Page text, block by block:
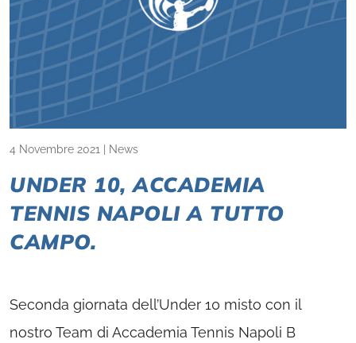
4 Novembre 2021 News
UNDER 10, ACCADEMIA
TENNIS NAPOLI A TUTTO
CAMPO.
Seconda giornata dell’Under 10 misto con il
nostro Team di Accademia Tennis Napoli B